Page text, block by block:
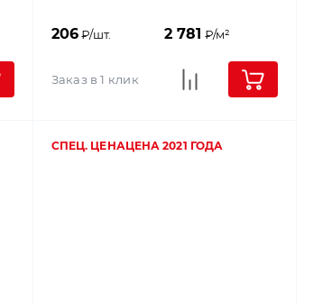
206₽/шт. 2 781 ₽/м²
Заказ в 1 клик
СПЕЦ. ЦЕНАЦЕНА 2021 ГОДА